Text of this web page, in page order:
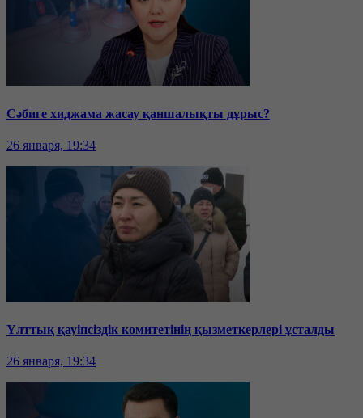
Сәбиге хиджама жасау қаншалықты дұрыс?
26 января, 19:34
Ұлттық қауіпсіздік комитетінің қызметкерлері ұсталды
26 января, 19:34